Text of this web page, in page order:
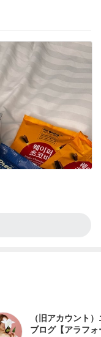
（旧アカウント
ブログ【アラフォ